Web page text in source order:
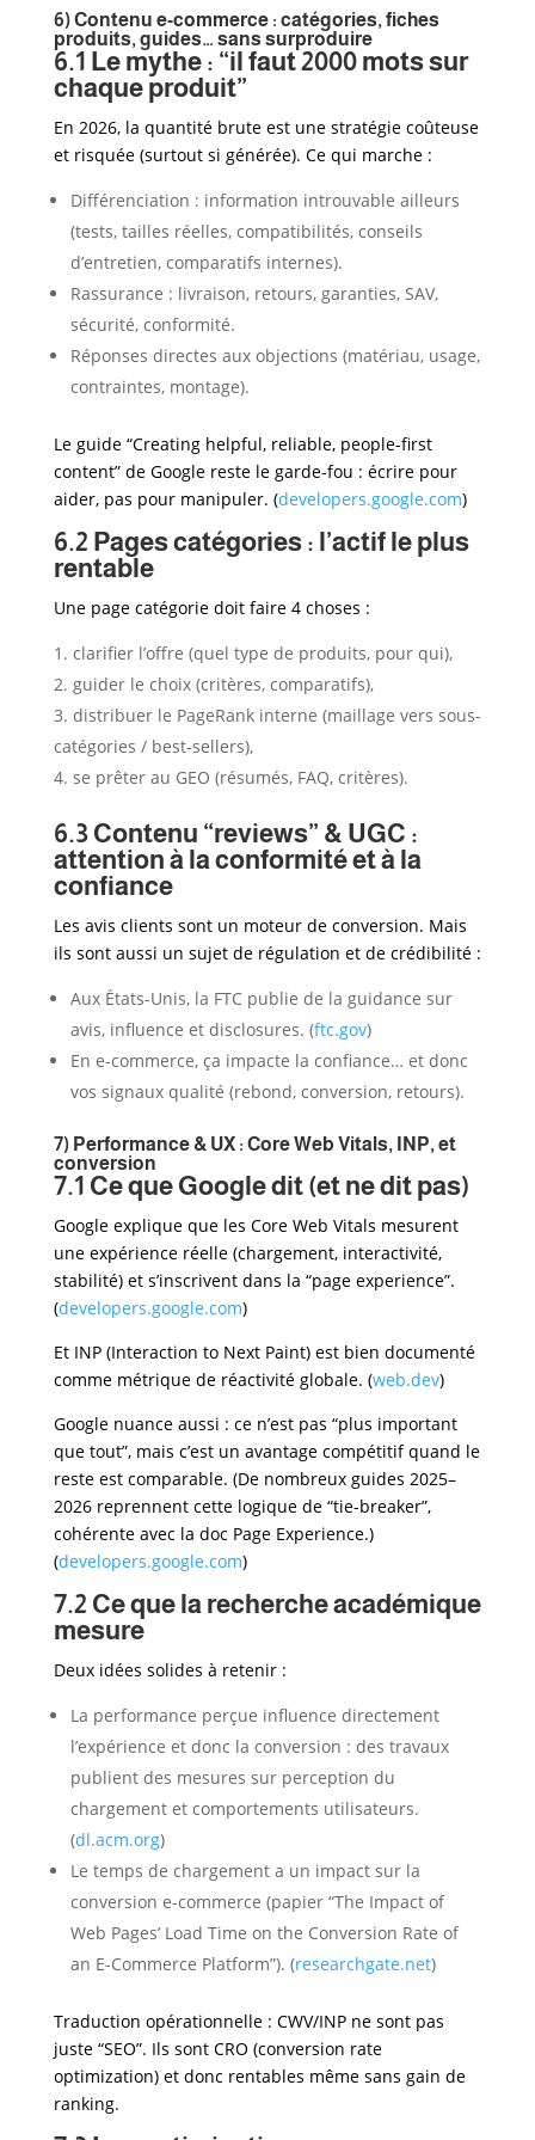
6) Contenu e-commerce : catégories, fiches
produits, guides… sans surproduire
6.1 Le mythe : “il faut 2000 mots sur
chaque produit”
En 2026, la quantité brute est une stratégie coûteuse
et risquée (surtout si générée). Ce qui marche :
Différenciation : information introuvable ailleurs
(tests, tailles réelles, compatibilités, conseils
d’entretien, comparatifs internes).
Rassurance : livraison, retours, garanties, SAV,
sécurité, conformité.
Réponses directes aux objections (matériau, usage,
contraintes, montage).
Le guide “Creating helpful, reliable, people-first
content” de Google reste le garde-fou : écrire pour
aider, pas pour manipuler. (developers.google.com)
6.2 Pages catégories : l’actif le plus
rentable
Une page catégorie doit faire 4 choses :
clarifier l’offre (quel type de produits, pour qui),
guider le choix (critères, comparatifs),
distribuer le PageRank interne (maillage vers sous-
catégories / best-sellers),
se prêter au GEO (résumés, FAQ, critères).
6.3 Contenu “reviews” & UGC :
attention à la conformité et à la
confiance
Les avis clients sont un moteur de conversion. Mais
ils sont aussi un sujet de régulation et de crédibilité :
Aux États-Unis, la FTC publie de la guidance sur
avis, influence et disclosures. (ftc.gov)
En e-commerce, ça impacte la confiance… et donc
vos signaux qualité (rebond, conversion, retours).
7) Performance & UX : Core Web Vitals, INP, et
conversion
7.1 Ce que Google dit (et ne dit pas)
Google explique que les Core Web Vitals mesurent
une expérience réelle (chargement, interactivité,
stabilité) et s’inscrivent dans la “page experience”.
(developers.google.com)
Et INP (Interaction to Next Paint) est bien documenté
comme métrique de réactivité globale. (web.dev)
Google nuance aussi : ce n’est pas “plus important
que tout”, mais c’est un avantage compétitif quand le
reste est comparable. (De nombreux guides 2025–
2026 reprennent cette logique de “tie-breaker”,
cohérente avec la doc Page Experience.)
(developers.google.com)
7.2 Ce que la recherche académique
mesure
Deux idées solides à retenir :
La performance perçue influence directement
l’expérience et donc la conversion : des travaux
publient des mesures sur perception du
chargement et comportements utilisateurs.
(dl.acm.org)
Le temps de chargement a un impact sur la
conversion e-commerce (papier “The Impact of
Web Pages’ Load Time on the Conversion Rate of
an E-Commerce Platform”). (researchgate.net)
Traduction opérationnelle : CWV/INP ne sont pas
juste “SEO”. Ils sont CRO (conversion rate
optimization) et donc rentables même sans gain de
ranking.